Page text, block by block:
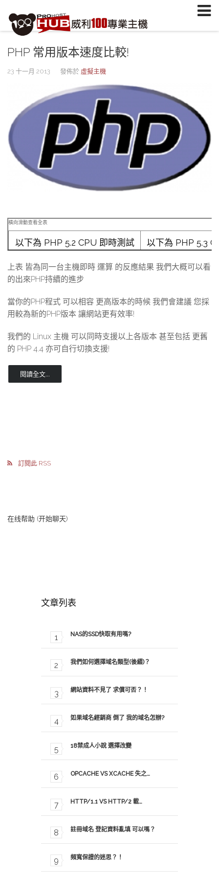
PHP 常用版本速度比較!
23 十一月 2013 發佈於 虛擬主機
以下為 PHP 5.2 CPU 即時測試
以下為 PHP 5.3
以下為 PHP 5.6 CPU 即時測試
結果...
上表 皆為同一台主機即時 運算 的反應結果 我們大概可以看
的出來PHP持續的進步
當你的PHP程式 可以相容 更高版本的時候 我們會建議 您採
用較為新的PHP版本 讓網站更有效率!
我們的 Linux 主機 可以同時支援以上各版本 甚至包括 更舊
的 PHP 4.4 亦可自行切換支援!
閱讀全文...
訂閱此 RSS
在线帮助 (开始聊天)
文章列表
NAS的SSD快取有用嗎?
我們如何選擇域名類型(後綴)？
網站資料不見了 求償可否？！
如果域名經銷商 倒了 我的域名怎辦?
18禁成人小說 選擇改變
OPCACHE VS XCACHE 失之…
HTTP/1.1 VS HTTP/2 載…
註冊域名 登記資料亂填 可以嗎？
頻寬保證的迷思？！
註冊/登入或註冊會員
信箱
安全密鑰(已設定雙重認證才需輸入)
忘記您的密碼？